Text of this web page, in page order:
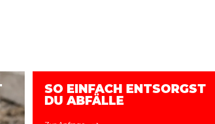
SO EINFACH ENTSORGST
DU ABFÄLLE